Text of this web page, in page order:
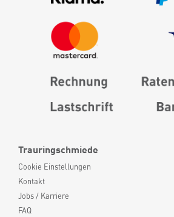
Trauringschmiede
Cookie Einstellungen
Kontakt
Jobs / Karriere
FAQ